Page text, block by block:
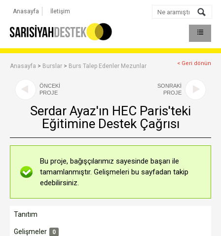
Anasayfa İletişim
Anasayfa > Burslar > Burs Talep Edenler Mezunlar < Geri dönün
ÖNCEKİ
PROJE
Serdar Ayaz'ın HEC Paris'teki
Eğitimine Destek Çağrısı
SONRAKİ
PROJE
Bu proje, bağışçılarımız sayesinde başarı ile
tamamlanmıştır. Gelişmeleri bu sayfadan takip
edebilirsiniz.
Tanıtım
Gelişmeler 0